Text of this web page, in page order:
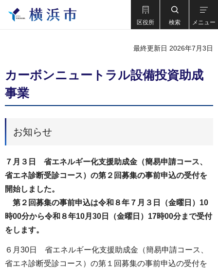
区役所 検索 メニュー
最終更新日 2026年7月3日
カーボンニュートラル設備投資助成
事業
お知らせ
７月３日 省エネルギー化支援助成金（簡易申請コース、
省エネ診断受診コース）の第２回募集の事前申込の受付を
開始しました。
第２回募集の事前申込は令和８年７月３日（金曜日）10
時00分から令和８年10月30日（金曜日）17時00分まで受付
をします。
６月30日 省エネルギー化支援助成金（簡易申請コース、
省エネ診断受診コース）の第１回募集の事前申込の受付を